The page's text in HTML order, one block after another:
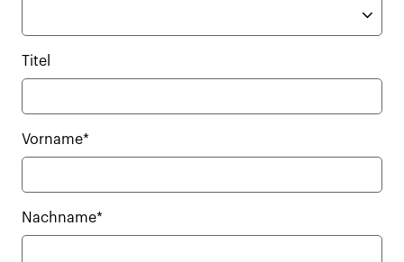
Titel
Vorname*
Nachname*